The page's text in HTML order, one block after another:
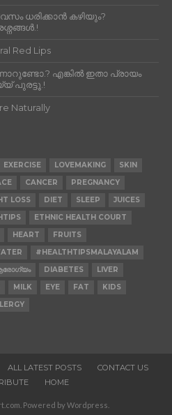
ധരിക്കാൻ കഴിയും?
Red Lips
എങ്കിൽ ഇതാ പ്രായം
പുരട്ടൂ.!
Naturally
EXERCISE LOVEMAKING
SKIN
CANCER
PREGNANCY
LOSS DIET SLEEP
JUICES
ETHNIC HEALTH COURT
HEART
FRUITS
#HEALTHTIPSMALAYALAM
DIABETES
LIVER
MILK EYE FAT
KIDS
ALL LATEST POSTS
CONTACT US
HOME
Powered by Wordpress.